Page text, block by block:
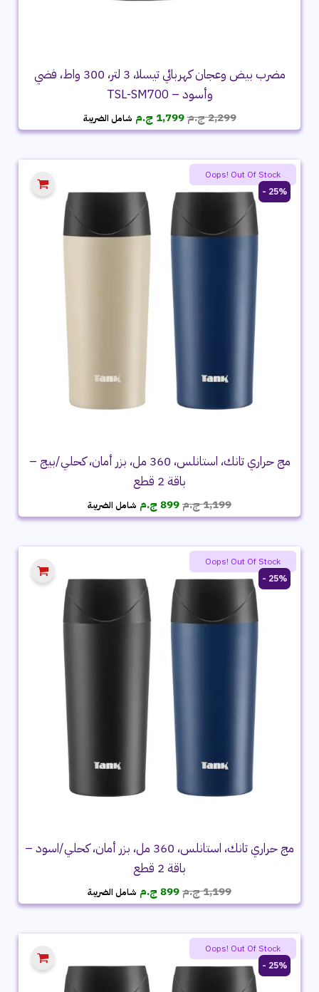
مضرب بيض وعجان كهربائي تيسلا، 3 لتر، 300 واط، فضي
وأسود – TSL-SM700
2,299ج.مالسعر
الأصلي
2,299 ج.م.
1,799 ج.م السعر
الحالي
1,799 ج.م.
شامل الضريبة
25% -
مج حراري تانك، استانلس، 360 مل، بزر أمان، كحلي/بيج –
باقة 2 قطع
1,199ج.مالسعر
الأصلي
1,199 ج.م.
899 ج.م السعر
الحالي
899 ج.م.
شامل الضريبة
Oops! Out Of Stock
25% -
مج حراري تانك، استانلس، 360 مل، بزر أمان، كحلي/اسود –
باقة 2 قطع
1,199ج.مالسعر
الأصلي
1,199 ج.م.
899 ج.م السعر
الحالي
899 ج.م.
شامل الضريبة
Oops! Out Of Stock
25% -
Oops! Out Of Stock